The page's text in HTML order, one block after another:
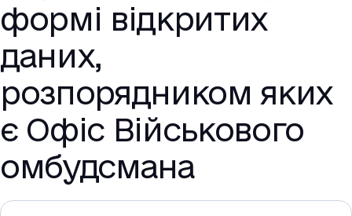
формі відкритих
даних,
розпорядником яких
є Офіс Військового
омбудсмана